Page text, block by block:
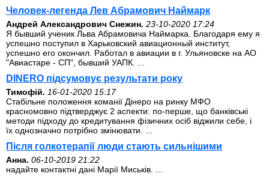
Человек-легенда Лев Абрамович Наймарк
Андрей Александрович Снежин. 23-10-2020 17:24
Я бывший ученик Льва Абрамовича Наймарка. Благодаря ему я
успешно поступил в Харьковский авиационный институт,
успешно его окончил. Работал в авиации в г. Ульяновске на АО
"Авиастаре - СП", бывший УАПК. ...
DINERO підсумовує результати року
Тимофій. 16-01-2020 15:17
Стабільне положення команії Дінеро на ринку МФО
красномовно підтверджує 2 аспекти: по-перше, що банківські
методи підходу до кредитування фізичних осіб віджили себе, і
їх однозначно потрібно змінювати. ...
Після голкотерапії люди стають сильнішими
Анна. 06-10-2019 21:22
надайте контактні дані Марії Миськів. ...